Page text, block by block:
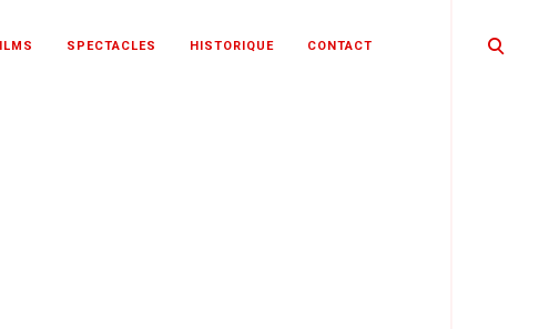
open
SPECTACLES HISTORIQUE CONTACT